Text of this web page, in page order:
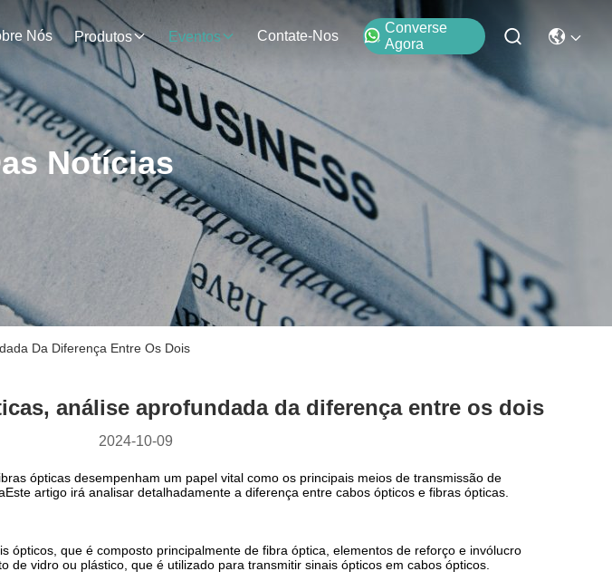
Nós Produtos Eventos Contate-Nos
Converse
Agora
Notícias
Da Diferença Entre Os Dois
análise aprofundada da diferença entre os dois
2024-10-09
ópticas desempenham um papel vital como os principais meios de transmissão de
artigo irá analisar detalhadamente a diferença entre cabos ópticos e fibras ópticas.
ópticos, que é composto principalmente de fibra óptica, elementos de reforço e invólucro
de vidro ou plástico, que é utilizado para transmitir sinais ópticos em cabos ópticos.